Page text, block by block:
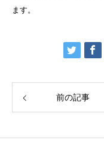
ます。
前の記事